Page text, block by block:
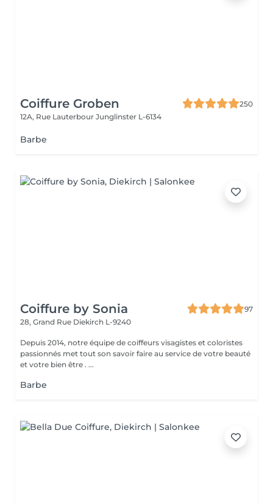
Coiffure Groben
250
12A, Rue Lauterbour Junglinster L-6134
Barbe
Coiffure by Sonia
97
28, Grand Rue Diekirch L-9240
Depuis 2014, notre équipe de coiffeurs visagistes et coloristes
passionnés met tout son savoir faire au service de votre beauté
et votre bien être . ...
Barbe